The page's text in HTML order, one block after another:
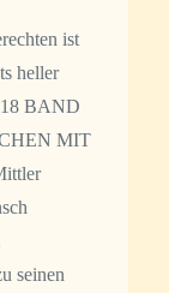
ist
heller
BAND
MIT
seinen